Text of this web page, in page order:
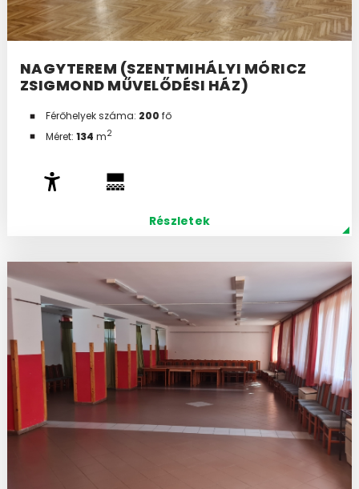
NAGYTEREM (SZENTMIHÁLYI MÓRICZ
ZSIGMOND MŰVELŐDÉSI HÁZ)
Férőhelyek száma: 200 fő
Méret: 134 m2
Részletek